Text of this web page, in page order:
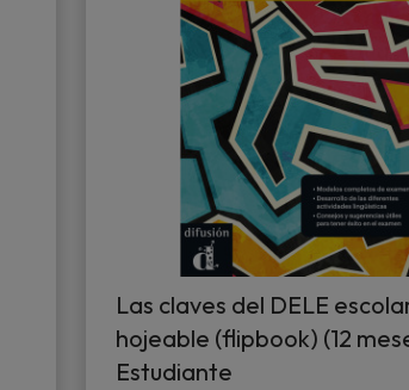
Las claves del DELE
hojeable (flipbook) (12
Estudiante